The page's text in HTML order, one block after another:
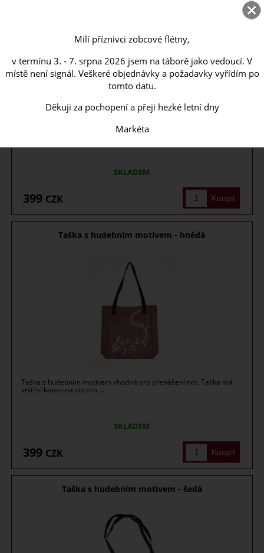
Taška vhodná pro přenášení not. Taška má vnitřní kapsu na zip pro
SKLADEM
399 CZK
Taška s hudebním motivem - hnědá
Taška s hudebním motivem vhodná pro přenášení not. Taška má
vnitřní kapsu na zip pro ...
SKLADEM
399 CZK
Taška s hudebním motivem - šedá
Milí příznivci zobcové flétny,
v termínu 3. - 7. srpna 2026 jsem na táborě jako vedoucí. V
místě není signál. Veškeré objednávky a požadavky vyřídím po
tomto datu.
Děkuji za pochopení a přeji hezké letní dny
Markéta